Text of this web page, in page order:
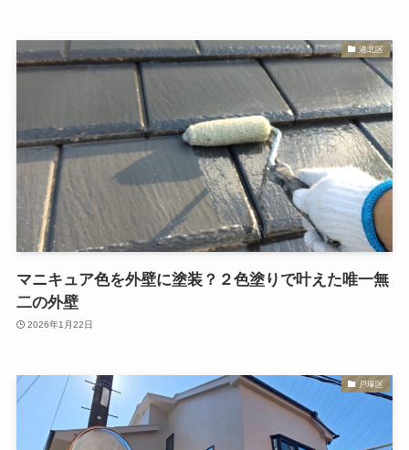
港北区
マニキュア色を外壁に塗装？２色塗りで叶えた唯一無
二の外壁
2026年1月22日
戸塚区